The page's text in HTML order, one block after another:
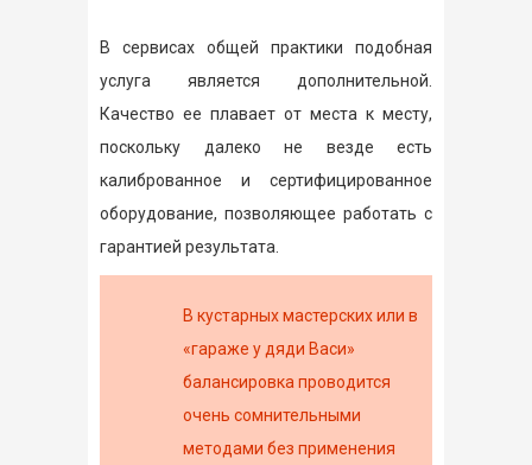
В сервисах общей практики подобная
услуга является дополнительной.
Качество ее плавает от места к месту,
поскольку далеко не везде есть
калиброванное и сертифицированное
оборудование, позволяющее работать с
гарантией результата.
В кустарных мастерских или в
«гараже у дяди Васи»
балансировка проводится
очень сомнительными
методами без применения